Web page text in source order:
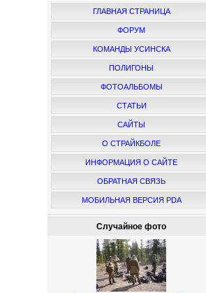
ГЛАВНАЯ СТРАНИЦА
ФОРУМ
КОМАНДЫ УСИНСКА
ПОЛИГОНЫ
ФОТОАЛЬБОМЫ
СТАТЬИ
САЙТЫ
О СТРАЙКБОЛЕ
ИНФОРМАЦИЯ О САЙТЕ
ОБРАТНАЯ СВЯЗЬ
МОБИЛЬНАЯ ВЕРСИЯ PDA
Случайное фото